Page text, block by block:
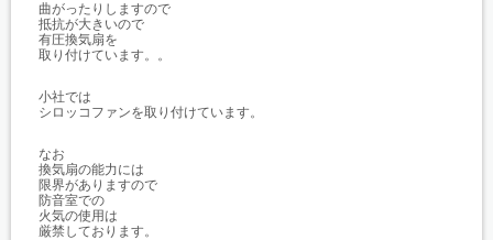
曲がったりしますので
抵抗が大きいので
有圧換気扇を
取り付けています。。
小社では
シロッコファンを取り付けています。
なお
換気扇の能力には
限界がありますので
防音室での
火気の使用は
厳禁しております。